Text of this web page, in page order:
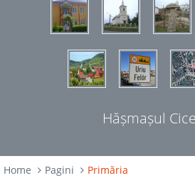
Hășmașul
Home Pagini Primăria